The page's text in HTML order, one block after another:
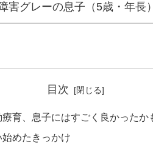
害グレーの息子（5歳・年長
目次
療育、息子にはすごく良かった
始めたきっかけ